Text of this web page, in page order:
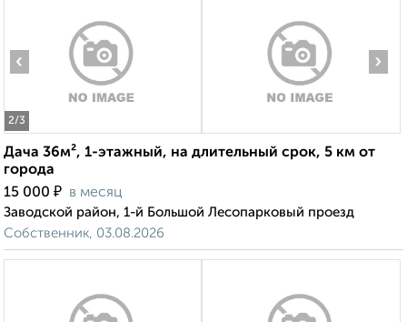
2/3
‹ ›
Дача 36м², 1-этажный, на длительный срок, 5 км от
города
15 000 ₽ в месяц
Заводской район, 1-й Большой Лесопарковый проезд
Собственник, 03.08.2026